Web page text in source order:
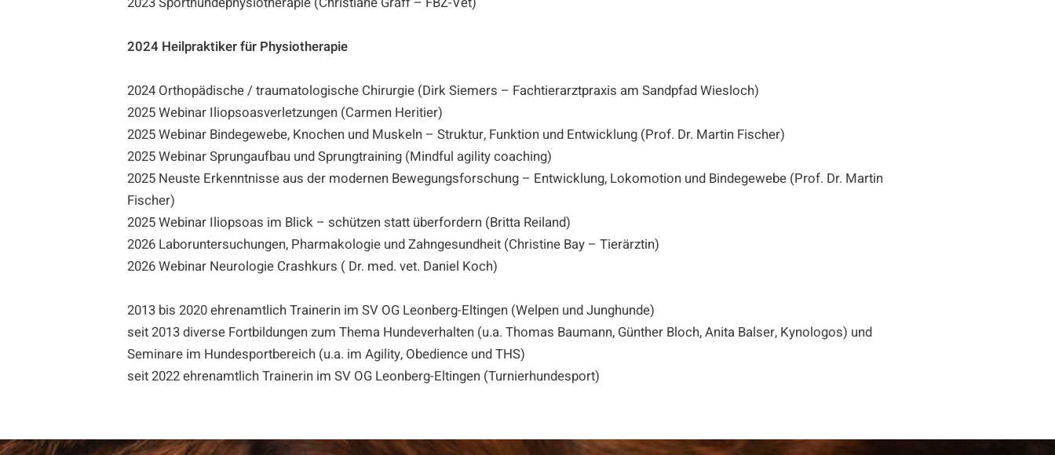
2024 Heilpraktiker für Physiotherapie
2024 Orthopädische / traumatologische Chirurgie (Dirk Siemers – Fachtierarztpraxis am Sandpfad Wiesloch)
2025 Webinar Iliopsoasverletzungen (Carmen Heritier)
2025 Webinar Bindegewebe, Knochen und Muskeln – Struktur, Funktion und Entwicklung (Prof. Dr. Martin Fischer)
2025 Webinar Sprungaufbau und Sprungtraining (Mindful agility coaching)
2025 Neuste Erkenntnisse aus der modernen Bewegungsforschung – Entwicklung, Lokomotion und Bindegewebe (Prof. Dr. Martin
Fischer)
2025 Webinar Iliopsoas im Blick – schützen statt überfordern (Britta Reiland)
2026 Laboruntersuchungen, Pharmakologie und Zahngesundheit (Christine Bay – Tierärztin)
2026 Webinar Neurologie Crashkurs ( Dr. med. vet. Daniel Koch)
2013 bis 2020 ehrenamtlich Trainerin im SV OG Leonberg-Eltingen (Welpen und Junghunde)
seit 2013 diverse Fortbildungen zum Thema Hundeverhalten (u.a. Thomas Baumann, Günther Bloch, Anita Balser, Kynologos) und
Seminare im Hundesportbereich (u.a. im Agility, Obedience und THS)
seit 2022 ehrenamtlich Trainerin im SV OG Leonberg-Eltingen (Turnierhundesport)